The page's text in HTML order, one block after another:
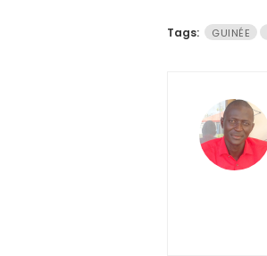
Tags: GUINÉE